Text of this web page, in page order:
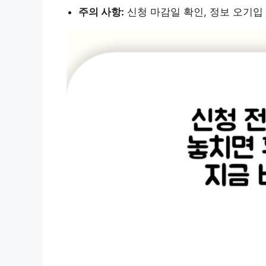
주의 사항: 신청 마감일 확인, 정보 오기입